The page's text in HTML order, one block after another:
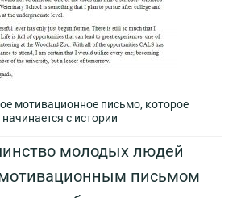
мотивационное письмо, которое
начинается с истории
молодых людей
мотивационным письмом